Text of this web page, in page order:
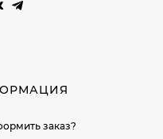
заказ?